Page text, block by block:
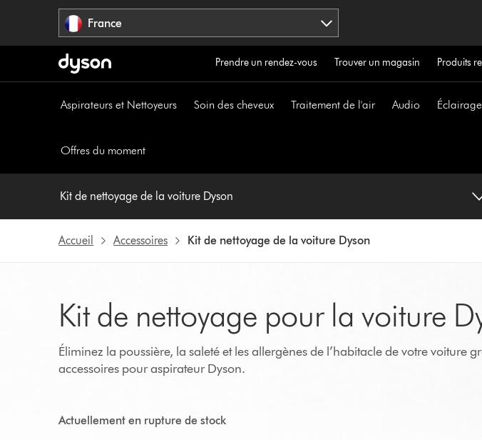
France
Prendre un rendez-vous Trouver un magasin Produits
Aspirateurs et Nettoyeurs Soin des cheveux Traitement de l'air Audio Éclairage
Offres du moment
Kit de nettoyage de la voiture Dyson
Accueil Accessoires Kit de nettoyage de la voiture Dyson
Kit de nettoyage pour la voiture
Éliminez la poussière, la saleté et les allergènes de l’habitacle de votre voiture
accessoires pour aspirateur Dyson.
Actuellement en rupture de stock